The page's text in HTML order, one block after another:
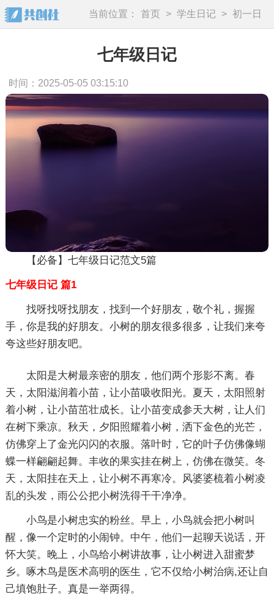
当前位置： 首页 > 学生日记 > 初一日
记
七年级日记
时间：2025-05-05 03:15:10
【必备】七年级日记范文5篇
七年级日记 篇1
找呀找呀找朋友，找到一个好朋友，敬个礼，握握
手，你是我的好朋友。小树的朋友很多很多，让我们来夸
夸这些好朋友吧。
太阳是大树最亲密的朋友，他们两个形影不离。春
天，太阳滋润着小苗，让小苗吸收阳光。夏天，太阳照射
着小树，让小苗茁壮成长。让小苗变成参天大树，让人们
在树下乘凉。秋天，夕阳照耀着小树，洒下金色的光芒，
仿佛穿上了金光闪闪的衣服。落叶时，它的叶子仿佛像蝴
蝶一样翩翩起舞。丰收的果实挂在树上，仿佛在微笑。冬
天，太阳挂在天上，让小树不再寒冷。风婆婆梳着小树凌
乱的头发，雨公公把小树洗得干干净净。
小鸟是小树忠实的粉丝。早上，小鸟就会把小树叫
醒，像一个定时的小闹钟。中午，他们一起聊天说话，开
怀大笑。晚上，小鸟给小树讲故事，让小树进入甜蜜梦
乡。啄木鸟是医术高明的医生，它不仅给小树治病,还让自
己填饱肚子。真是一举两得。